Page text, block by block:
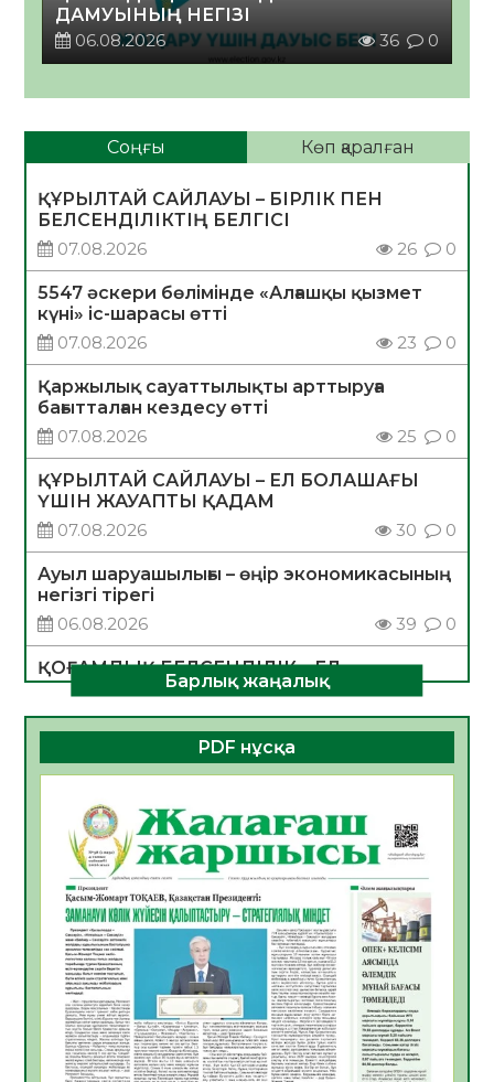
ДАМУЫНЫҢ НЕГІЗІ
06.08.2026
36 0
Соңғы Көп қаралған
ҚҰРЫЛТАЙ САЙЛАУЫ – БІРЛІК ПЕН
БЕЛСЕНДІЛІКТІҢ БЕЛГІСІ
07.08.2026
26 0
5547 әскери бөлімінде «Алғашқы қызмет
күні» іс-шарасы өтті
07.08.2026
23 0
Қаржылық сауаттылықты арттыруға
бағытталған кездесу өтті
07.08.2026
25 0
ҚҰРЫЛТАЙ САЙЛАУЫ – ЕЛ БОЛАШАҒЫ
ҮШІН ЖАУАПТЫ ҚАДАМ
07.08.2026
30 0
Ауыл шаруашылығы – өңір экономикасының
негізгі тірегі
06.08.2026
39 0
ҚОҒАМДЫҚ БЕЛСЕНДІЛІК – ЕЛ
ДАМУЫНЫҢ НЕГІЗІ
06.08.2026
36 0
ҚҰРЫЛТАЙ САЙЛАУЫ – БОЛАШАҚҚА
БАСТАР ЖАУАПТЫ ТАҢДАУ
06.08.2026
Инфекциялық ауруларға қарсы иммундау
жұмыстарының тиімділігі
06.08.2026
40
Көкжөтел ауруы туралы
06.08.2026
36
АПВ вакцинасы туралы мәлімет
06.08.2026
36
Барлық жаңалық
PDF нұсқа